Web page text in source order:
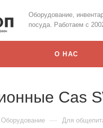
Оборудование,
посуда. Работаем с
О НАС
Cas
Оборудование — Для